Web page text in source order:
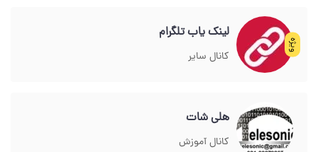
ویژه
لینک یاب تلگرام
کانال سایر
هلی شات
کانال آموزش